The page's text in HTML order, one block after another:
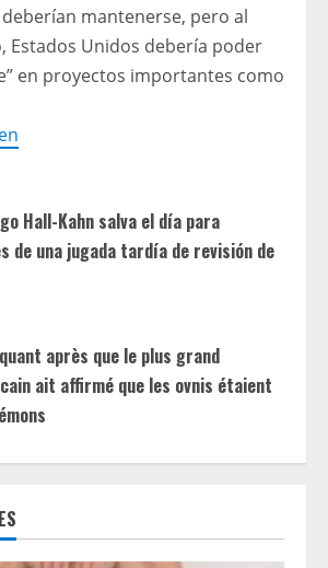
mantenerse, pero al
Estados Unidos debería poder
en proyectos importantes como
Hall-Kahn salva el día para
de una jugada tardía de revisión de
après que le plus grand
ait affirmé que les ovnis étaient